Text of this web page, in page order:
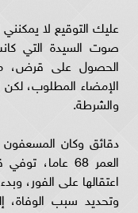
عليك التوقيع لا
صوت السيدة التي
الحصول على قرض،
الإمضاء المطلوب،
والشرطة.
دقائق وكان المسعفون
العمر 68
اعتقالها على الفور،
وتحديد سبب الوفاة،